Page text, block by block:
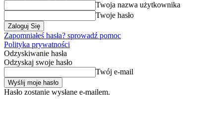
Twoja nazwa użytkownika
Twoje hasło
Zapomniałeś hasła? sprowadź pomoc
Polityka prywatności
Odzyskiwanie hasła
Odzyskaj swoje hasło
Twój e-mail
Hasło zostanie wysłane e-mailem.